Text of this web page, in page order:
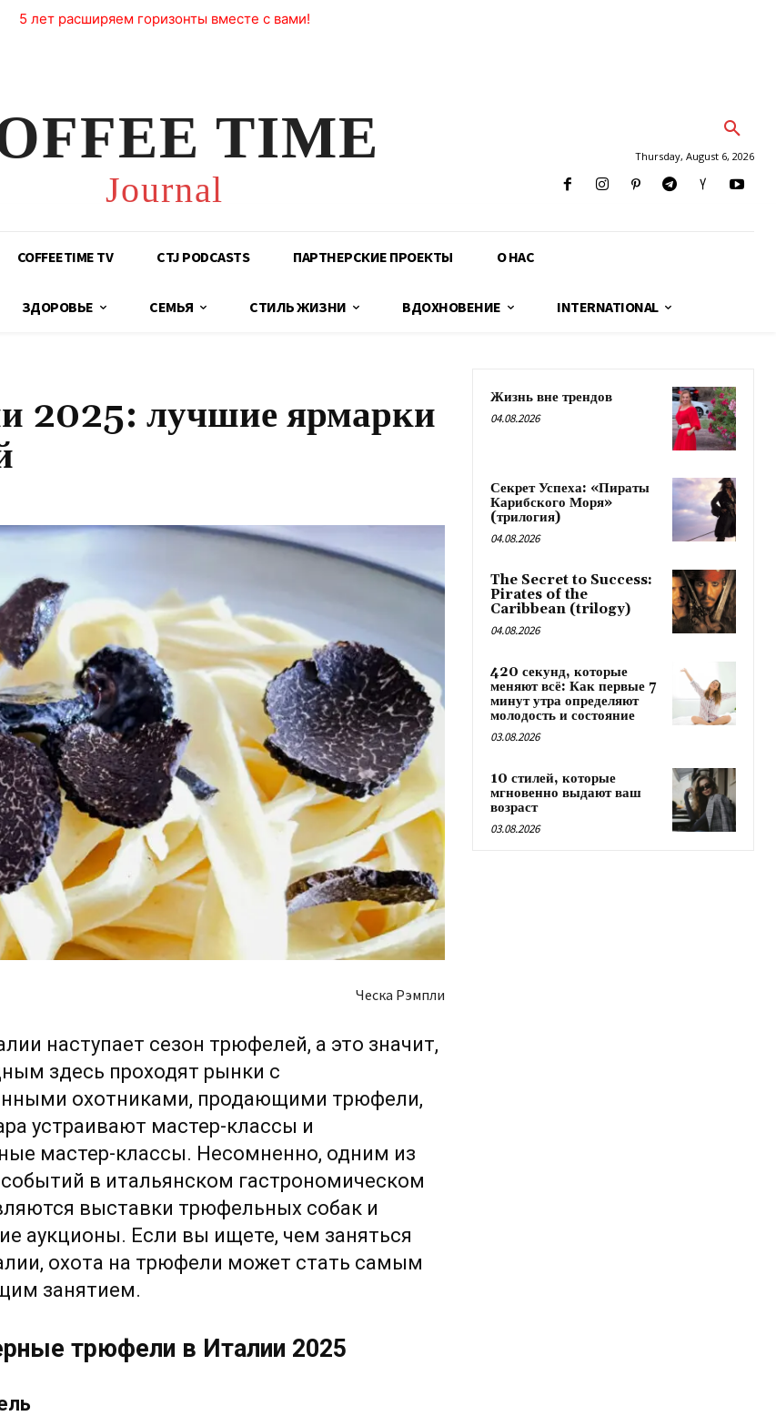
5 лет расширяем горизонты вместе с вами!
TIME
Journal
Thursday, August 6, 2026
COFFEETIME TV CTJ PODCASTS ПАРТНЕРСКИЕ ПРОЕКТЫ О НАС
ЗДОРОВЬЕ СЕМЬЯ СТИЛЬ ЖИЗНИ ВДОХНОВЕНИЕ INTERNATIONAL
2025: лучшие ярмарки
Ческа Рэмпли
наступает сезон трюфелей, а это значит,
здесь проходят рынки с
охотниками, продающими трюфели,
устраивают мастер-классы и
мастер-классы. Несомненно, одним из
в итальянском гастрономическом
выставки трюфельных собак и
аукционы. Если вы ищете, чем заняться
охота на трюфели может стать самым
занятием.
трюфели в Италии 2025
Жизнь вне трендов
04.08.2026
Секрет Успеха: «Пираты
Карибского Моря»
(трилогия)
04.08.2026
The Secret to Success:
Pirates of the
Caribbean (trilogy)
04.08.2026
420 секунд, которые
меняют всё: Как первые 7
минут утра определяют
молодость и состояние
03.08.2026
10 стилей, которые
мгновенно выдают ваш
возраст
03.08.2026